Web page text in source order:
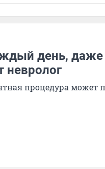
день,
невролог
процедура может